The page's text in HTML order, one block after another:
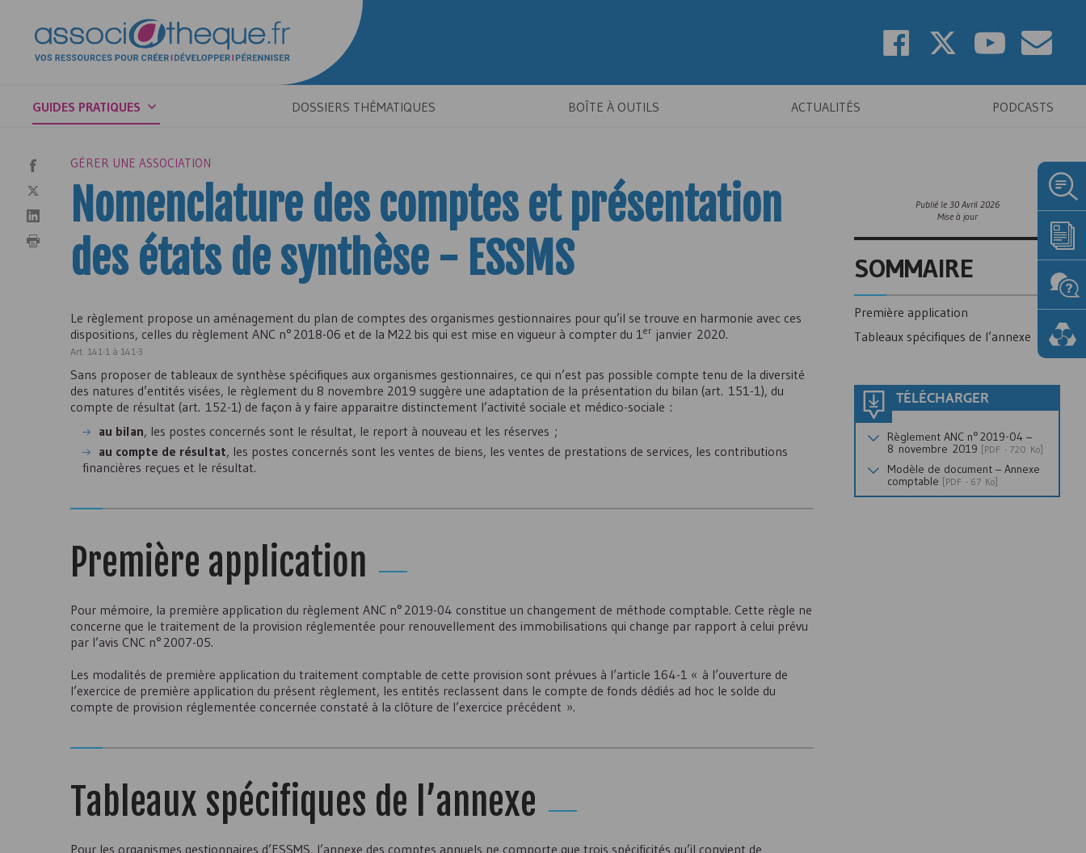
GUIDES PRATIQUES DOSSIERS THÉMATIQUES BOÎTE À OUTILS ACTUALITÉS PODCASTS
GÉRER UNE ASSOCIATION
Nomenclature des comptes et présentation
des états de synthèse - ESSMS
Le règlement propose un aménagement du plan de comptes des organismes gestionnaires pour qu’il se trouve en harmonie avec ces
dispositions, celles du règlement ANC n° 2018-06 et de la M22 bis qui est mise en vigueur à compter du 1er janvier 2020.
Art. 141-1 à 141-3
Sans proposer de tableaux de synthèse spécifiques aux organismes gestionnaires, ce qui n’est pas possible compte tenu de la diversité
des natures d’entités visées, le règlement du 8 novembre 2019 suggère une adaptation de la présentation du bilan (art. 151-1), du
compte de résultat (art. 152-1) de façon à y faire apparaitre distinctement l’activité sociale et médico-sociale :
au bilan, les postes concernés sont le résultat, le report à nouveau et les réserves ;
au compte de résultat, les postes concernés sont les ventes de biens, les ventes de prestations de services, les contributions
financières reçues et le résultat.
Première application
Pour mémoire, la première application du règlement ANC n° 2019-04 constitue un changement de méthode comptable. Cette règle ne
concerne que le traitement de la provision réglementée pour renouvellement des immobilisations qui change par rapport à celui prévu
par l’avis CNC n° 2007-05.
Les modalités de première application du traitement comptable de cette provision sont prévues à l’article 164-1 « à l’ouverture de
l’exercice de première application du présent règlement, les entités reclassent dans le compte de fonds dédiés ad hoc le solde du
compte de provision réglementée concernée constaté à la clôture de l’exercice précédent ».
Tableaux spécifiques de l’annexe
Pour les organismes gestionnaires d’ESSMS, l’annexe des comptes annuels ne comporte que trois spécificités qu’il convient de
Publié le 30 Avril 2026
Mise à jour
SOMMAIRE
Première application
Tableaux spécifiques de l’annexe
TÉLÉCHARGER
Règlement ANC n° 2019-04 –
8 novembre 2019 [PDF - 720 Ko]
Modèle de document – Annexe
comptable [PDF - 67 Ko]